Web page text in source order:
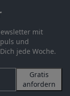
mit
und
jede Woche.
Gratis
anfordern